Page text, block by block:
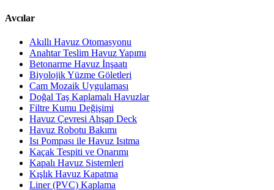
Avcılar
Akıllı Havuz Otomasyonu
Anahtar Teslim Havuz Yapımı
Betonarme Havuz İnşaatı
Biyolojik Yüzme Göletleri
Cam Mozaik Uygulaması
Doğal Taş Kaplamalı Havuzlar
Filtre Kumu Değişimi
Havuz Çevresi Ahşap Deck
Havuz Robotu Bakımı
Isı Pompası ile Havuz Isıtma
Kaçak Tespiti ve Onarımı
Kapalı Havuz Sistemleri
Kışlık Havuz Kapatma
Liner (PVC) Kaplama